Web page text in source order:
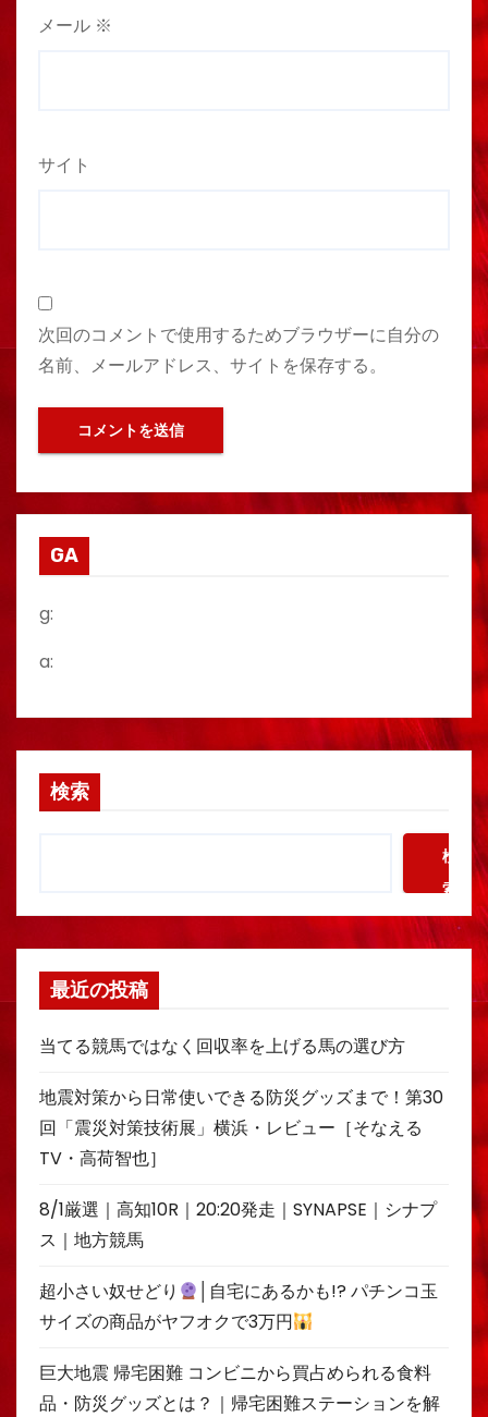
メール ※
サイト
次回のコメントで使用するためブラウザーに自分の
名前、メールアドレス、サイトを保存する。
GA
g:
a:
検索
検
索
最近の投稿
当てる競馬ではなく回収率を上げる馬の選び方
地震対策から日常使いできる防災グッズまで！第30
回「震災対策技術展」横浜・レビュー［そなえる
TV・高荷智也］
8/1厳選｜高知10R｜20:20発走｜SYNAPSE｜シナプ
ス｜地方競馬
超小さい奴せどり
│自宅にあるかも!? パチンコ玉
サイズの商品がヤフオクで3万円
巨大地震 帰宅困難 コンビニから買占められる食料
品・防災グッズとは？｜帰宅困難ステーションを解